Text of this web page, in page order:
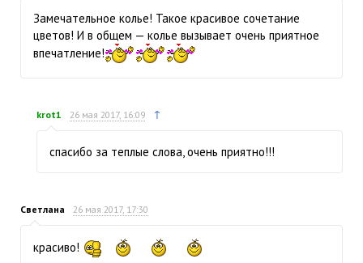
Замечательное колье! Такое красивое сочетание
цветов! И в общем — колье вызывает очень приятное
впечатление!
krot1 26 мая 2017, 16:09 ↑
спасибо за теплые слова, очень приятно!!!
Светлана 26 мая 2017, 17:30
красиво!